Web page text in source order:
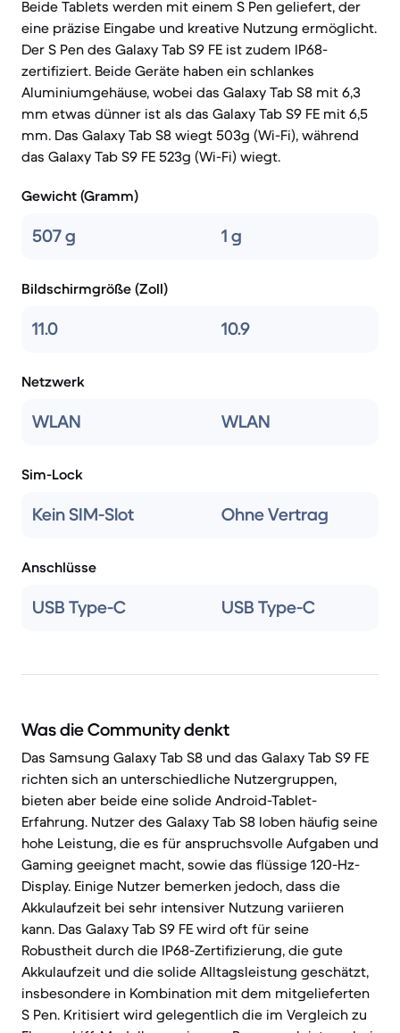
Beide Tablets werden mit einem S Pen geliefert, der
eine präzise Eingabe und kreative Nutzung ermöglicht.
Der S Pen des Galaxy Tab S9 FE ist zudem IP68-
zertifiziert. Beide Geräte haben ein schlankes
Aluminiumgehäuse, wobei das Galaxy Tab S8 mit 6,3
mm etwas dünner ist als das Galaxy Tab S9 FE mit 6,5
mm. Das Galaxy Tab S8 wiegt 503g (Wi-Fi), während
das Galaxy Tab S9 FE 523g (Wi-Fi) wiegt.
Gewicht (Gramm)
507 g 1 g
Bildschirmgröße (Zoll)
11.0 10.9
Netzwerk
WLAN WLAN
Sim-Lock
Kein SIM-Slot Ohne Vertrag
Anschlüsse
USB Type-C USB Type-C
Was die Community denkt
Das Samsung Galaxy Tab S8 und das Galaxy Tab S9 FE
richten sich an unterschiedliche Nutzergruppen,
bieten aber beide eine solide Android-Tablet-
Erfahrung. Nutzer des Galaxy Tab S8 loben häufig seine
hohe Leistung, die es für anspruchsvolle Aufgaben und
Gaming geeignet macht, sowie das flüssige 120-Hz-
Display. Einige Nutzer bemerken jedoch, dass die
Akkulaufzeit bei sehr intensiver Nutzung variieren
kann. Das Galaxy Tab S9 FE wird oft für seine
Robustheit durch die IP68-Zertifizierung, die gute
Akkulaufzeit und die solide Alltagsleistung geschätzt,
insbesondere in Kombination mit dem mitgelieferten
S Pen. Kritisiert wird gelegentlich die im Vergleich zu